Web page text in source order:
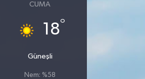
CUMA
18°
Güneşli
Nem: %58